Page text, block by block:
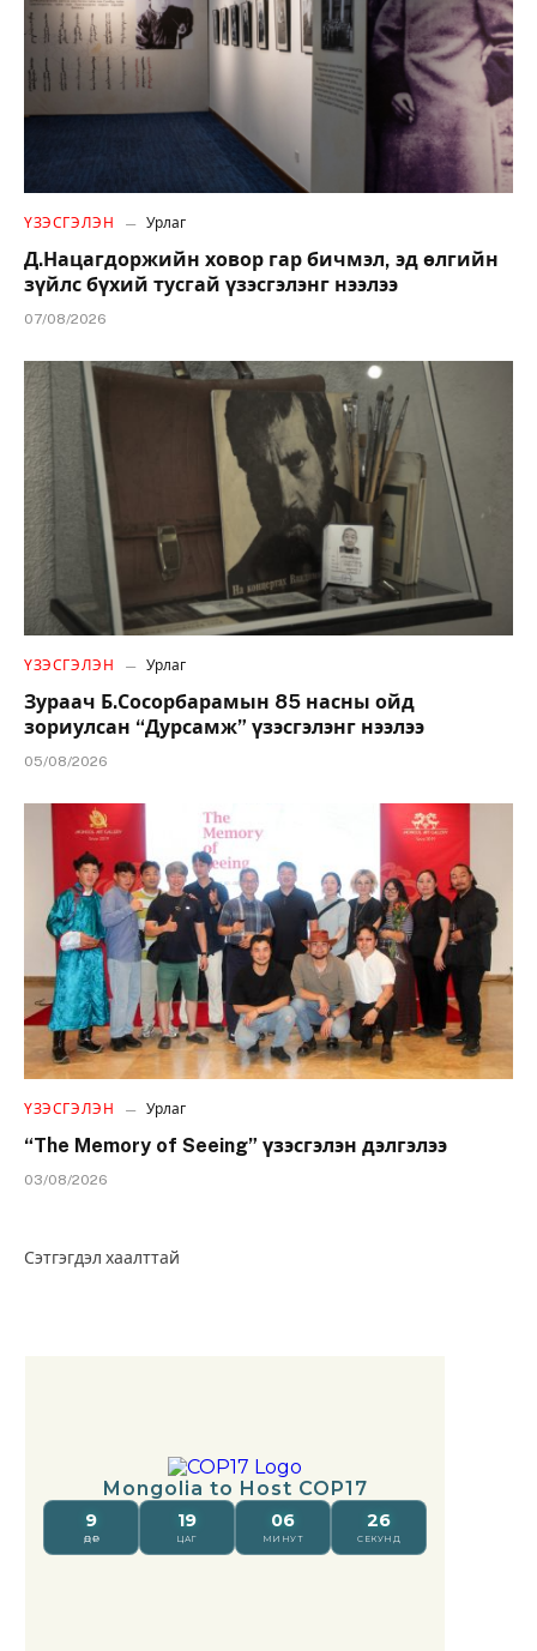
ҮЗЭСГЭЛЭН Урлаг
Д.Нацагдоржийн ховор гар бичмэл, эд өлгийн
зүйлс бүхий тусгай үзэсгэлэнг нээлээ
07/08/2026
ҮЗЭСГЭЛЭН Урлаг
Зураач Б.Сосорбарамын 85 насны ойд
зориулсан “Дурсамж” үзэсгэлэнг нээлээ
05/08/2026
ҮЗЭСГЭЛЭН Урлаг
“The Memory of Seeing” үзэсгэлэн дэлгэлээ
03/08/2026
Сэтгэгдэл хаалттай